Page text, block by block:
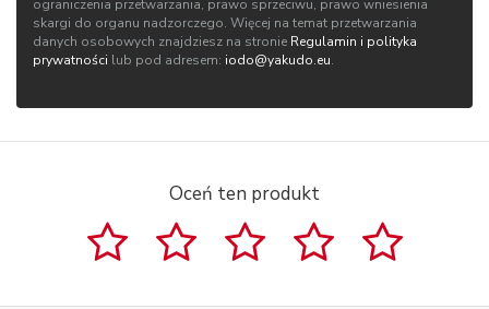
ograniczenia przetwarzania, prawo sprzeciwu, prawo wniesienia
skargi do organu nadzorczego. Więcej na temat przetwarzania
danych osobowych znajdziesz na stronie Regulamin i polityka
prywatności lub pod adresem: iodo@yakudo.eu.
Oceń ten produkt